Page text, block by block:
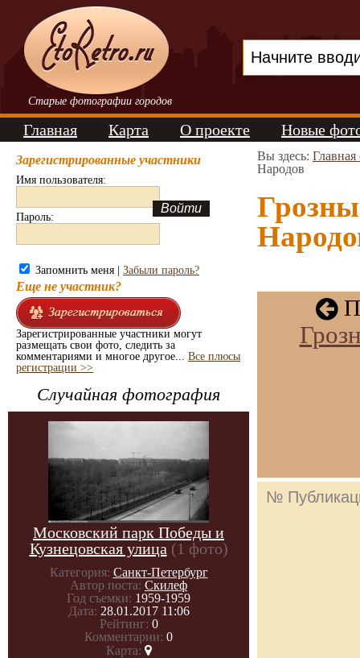
Старые фотографии городов
Главная Карта О проекте Новые
Зарегистрированные участники
Имя пользователя:
Пароль:
Запомнить меня | Забыли пароль?
Еще не участник?
Зарегистрированные участники могут
размещать свои фото, следить за
комментариями и многое другое... Все плюсы
регистрации >>
Случайная фотография
Московский парк Победы и
Кузнецовская улица (1 фото)
Категория: Санкт-Петербург
Автор поста: Скилеф
Год съемки: 1959-1959
Дата: 28.01.2017 11:06
Рейтинг: 0
Комментарии: 0
Карта:
Вы здесь: Главная
Народов
№